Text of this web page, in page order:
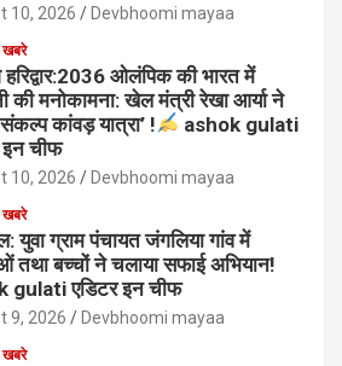
10, 2026 Devbhoomi mayaa
खबरे
हरिद्वार:2036 ओलंपिक की भारत में
की मनोकामना: खेल मंत्री रेखा आर्या ने
कांवड़ यात्रा’ !
ashok gulati
इन चीफ
10, 2026 Devbhoomi mayaa
खबरे
युवा ग्राम पंचायत जंगलिया गांव में
तथा बच्चों ने चलाया सफाई अभियान!
gulati एडिटर इन चीफ
9, 2026 Devbhoomi mayaa
खबरे